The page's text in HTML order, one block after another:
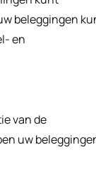
beleggingen
en
van de
uw